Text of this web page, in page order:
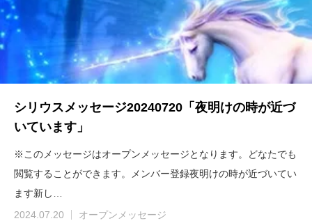
シリウスメッセージ20240720「夜明けの時が近づ
いています」
※このメッセージはオープンメッセージとなります。どなたでも
閲覧することができます。メンバー登録夜明けの時が近づいてい
ます新し…
2024.07.20
オープンメッセージ